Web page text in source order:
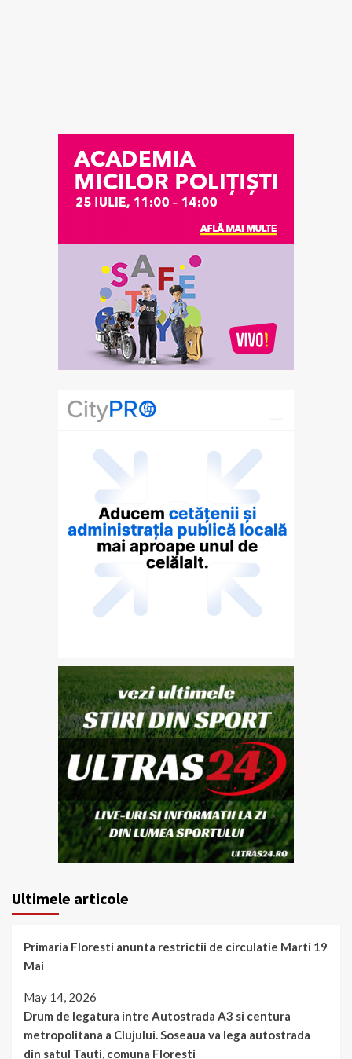
Ultimele articole
Primaria Floresti anunta restrictii de circulatie Marti 19
Mai
May 14, 2026
Drum de legatura intre Autostrada A3 si centura
metropolitana a Clujului. Soseaua va lega autostrada
din satul Tauti, comuna Floresti